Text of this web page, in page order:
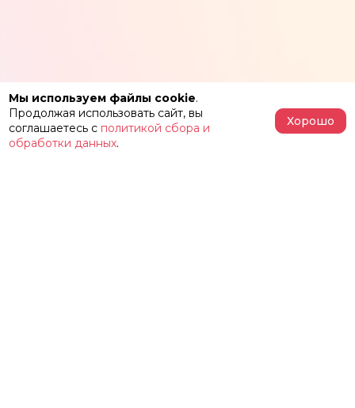
Мы используем файлы cookie.
Продолжая использовать сайт, вы
соглашаетесь с политикой сбора и
обработки данных.
Хорошо